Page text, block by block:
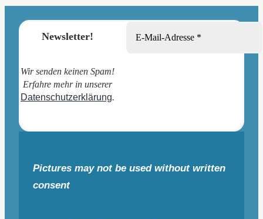
Newsletter!
Wir senden keinen Spam!
Erfahre mehr in unserer
Datenschutzerklärung.
Pictures may not be used without written
consent